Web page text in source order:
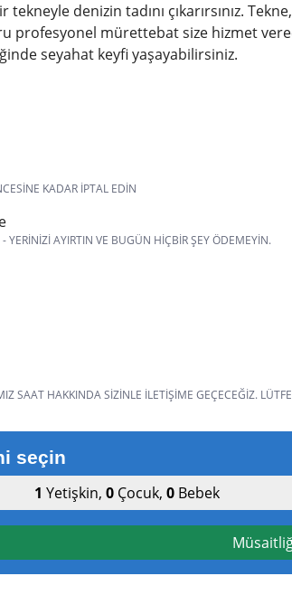
denizin tadını çıkarırsınız.
profesyonel mürettebat size hizmet
seyahat keyfi yaşayabilirsiniz.
KADAR IPTAL EDIN
YERINIZI AYIRTIN VE BUGÜN HIÇBIR ŞEY ÖDEMEYIN.
SAAT HAKKINDA SIZINLE ILETIŞIME GEÇECEĞIZ.
seçin
1 Yetişkin,0 Çocuk,0 Bebek